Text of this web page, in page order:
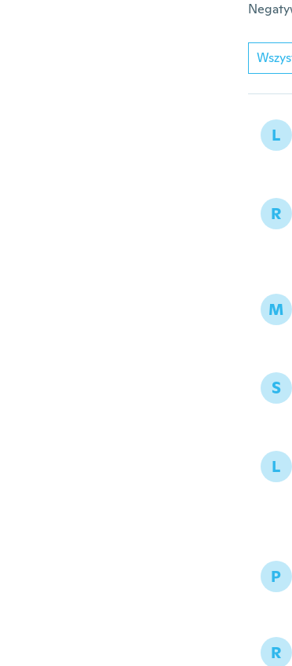
L
R
M
S
L
P
R